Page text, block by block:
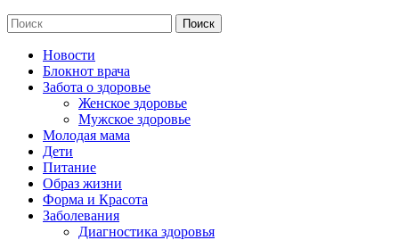
Новости
Блокнот врача
Забота о здоровье
Женское здоровье
Мужское здоровье
Молодая мама
Дети
Питание
Образ жизни
Форма и Красота
Заболевания
Диагностика здоровья